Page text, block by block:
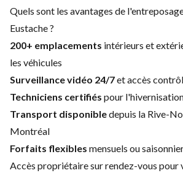
Quels sont les avantages de
Eustache ?
200+ emplacements intérieurs et
les véhicules
Surveillance vidéo 24/7et accès
Techniciens certifiés pour
Transport disponibledepuis la Rive-
Montréal
Forfaits flexibles mensuels ou
Accès propriétaire sur rendez-vous